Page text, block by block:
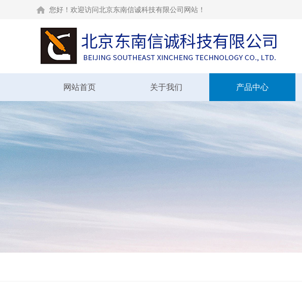
您好！欢迎访问北京东南信诚科技有限公司网站！
网站首页 关于我们 产品中心